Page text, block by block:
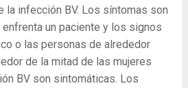
la infección BV. Los síntomas son
un paciente y los signos
o las personas de alrededor
de la mitad de las mujeres
BV son sintomáticas. Los